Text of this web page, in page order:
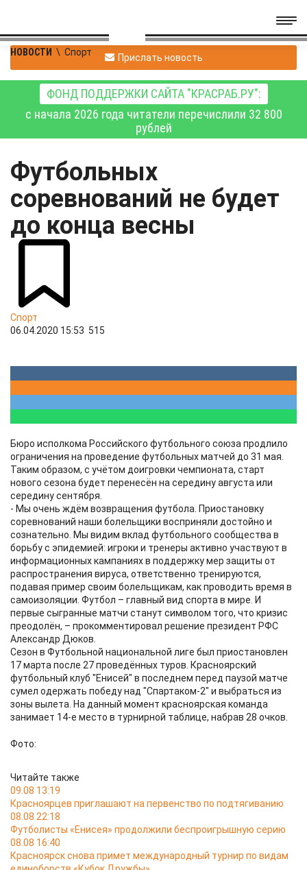
НОВОСТИ \ Спорт Прислать новость
ФОНД ПОДДЕРЖКИ САЙТА "КРАСРАБ.РУ":
с начала 2026 года читатели перечислили 32 800
рублей
Футбольных
соревнований не будет
до конца весны
Спорт
06.04.2020 15:53 515
Бюро исполкома Российского футбольного союза продлило
ограничения на проведение футбольных матчей до 31 мая.
Таким образом, с учётом доигровки чемпионата, старт
нового сезона будет перенесён на середину августа или
середину сентября.
- Мы очень ждём возвращения футбола. Приостановку
соревнований наши болельщики восприняли достойно и
сознательно. Мы видим вклад футбольного сообщества в
борьбу с эпидемией: игроки и тренеры активно участвуют в
информационных кампаниях в поддержку мер защиты от
распространения вируса, ответственно тренируются,
подавая пример своим болельщикам, как проводить время в
самоизоляции. Футбол – главный вид спорта в мире. И
первые сыгранные матчи станут символом того, что кризис
преодолён, – прокомментировал решение президент РФС
Александр Дюков.
Сезон в Футбольной национальной лиге был приостановлен
17 марта после 27 проведённых туров. Красноярский
футбольный клуб "Енисей" в последнем перед паузой матче
сумел одержать победу над "Спартаком-2" и выбраться из
зоны вылета. На данный момент красноярская команда
занимает 14-е место в турнирной таблице, набрав 28 очков.
Фото:
Читайте также
09.08 13:19
Красноярцев приглашают на первенство по подтягиванию
08.08 22:18
Футболисты «Енисея» продолжили беспроигрышную серию
08.08 16:40
Красноярск снова примет международный турнир по видам